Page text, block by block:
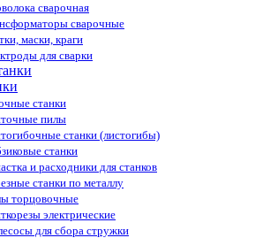
сварочная
сварочные
маски, краги
для сварки
станки
пилы
станки (листогибы)
станки
и расходники для станков
станки по металлу
торцовочные
электрические
для сбора стружки